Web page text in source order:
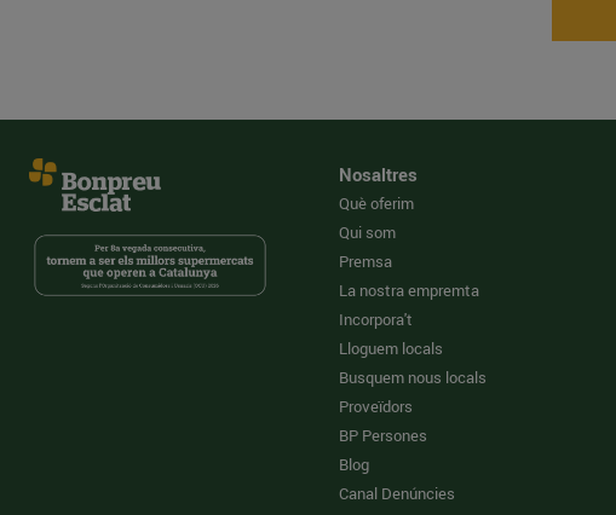
Nosaltres
Què oferim
Qui som
Premsa
La nostra empremta
Incorpora't
Lloguem locals
Busquem nous locals
Proveïdors
BP Persones
Blog
Canal Denúncies